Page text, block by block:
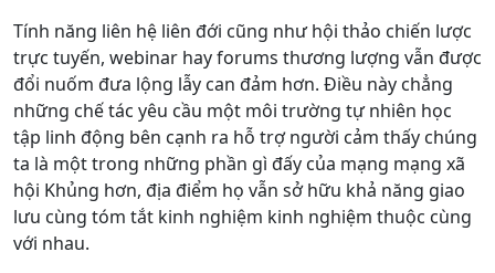
Tính năng liên hệ liên đới cũng như hội thảo chiến lược
trực tuyến, webinar hay forums thương lượng vẫn được
đổi nuốm đưa lộng lẫy can đảm hơn. Điều này chẳng
những chế tác yêu cầu một môi trường tự nhiên học
tập linh động bên cạnh ra hỗ trợ người cảm thấy chúng
ta là một trong những phần gì đấy của mạng mạng xã
hội Khủng hơn, địa điểm họ vẫn sở hữu khả năng giao
lưu cùng tóm tắt kinh nghiệm kinh nghiệm thuộc cùng
với nhau.